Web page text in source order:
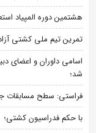
هشتمین دوره المپیاد
تمرین تیم ملی کشتی
اسامی داوران و اعضای
شد؛
فراستی: سطح مسابقات
با حکم فدراسیون کشتی؛